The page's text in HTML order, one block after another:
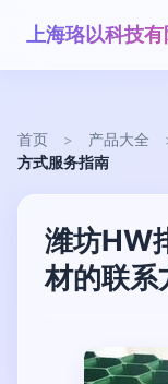
上海珞以科技
首页 > 产品大全
方式服务指南
潍坊HW
材的联系